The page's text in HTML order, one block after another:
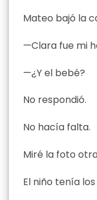
Mateo bajó la
—Clara fue mi
—¿Y el bebé?
No respondió.
No hacía falta.
Miré la foto
El niño tenía